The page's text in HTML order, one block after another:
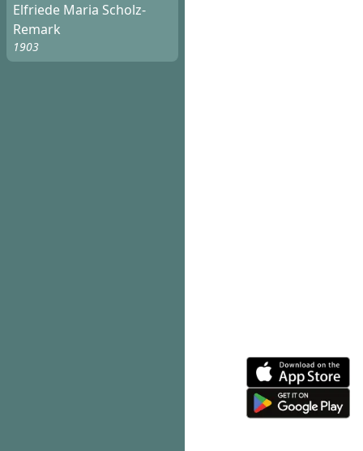
Elfriede Maria Scholz-
Remark
1903